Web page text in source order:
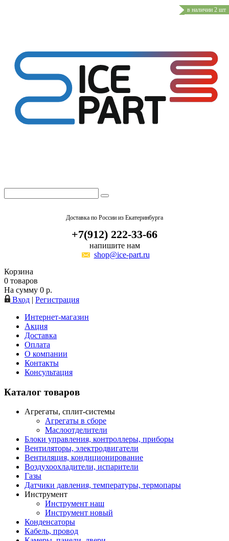
Доставка по России из Екатеринбурга
+7(912) 222-33-66
напишите нам
shop@ice-part.ru
Корзина
0 товаров
На сумму 0 р.
Вход | Регистрация
Интернет-магазин
Акция
Доставка
Оплата
О компании
Контакты
Консультация
Каталог товаров
Агрегаты, сплит-системы
Агрегаты в сборе
Маслоотделители
Блоки управления, контроллеры, приборы
Вентиляторы, электродвигатели
Вентиляция, кондиционирование
Воздухоохладители, испарители
Газы
Датчики давления, температуры, термопары
Инструмент
Инструмент наш
Инструмент новый
Конденсаторы
Кабель, провод
в наличии 2 шт